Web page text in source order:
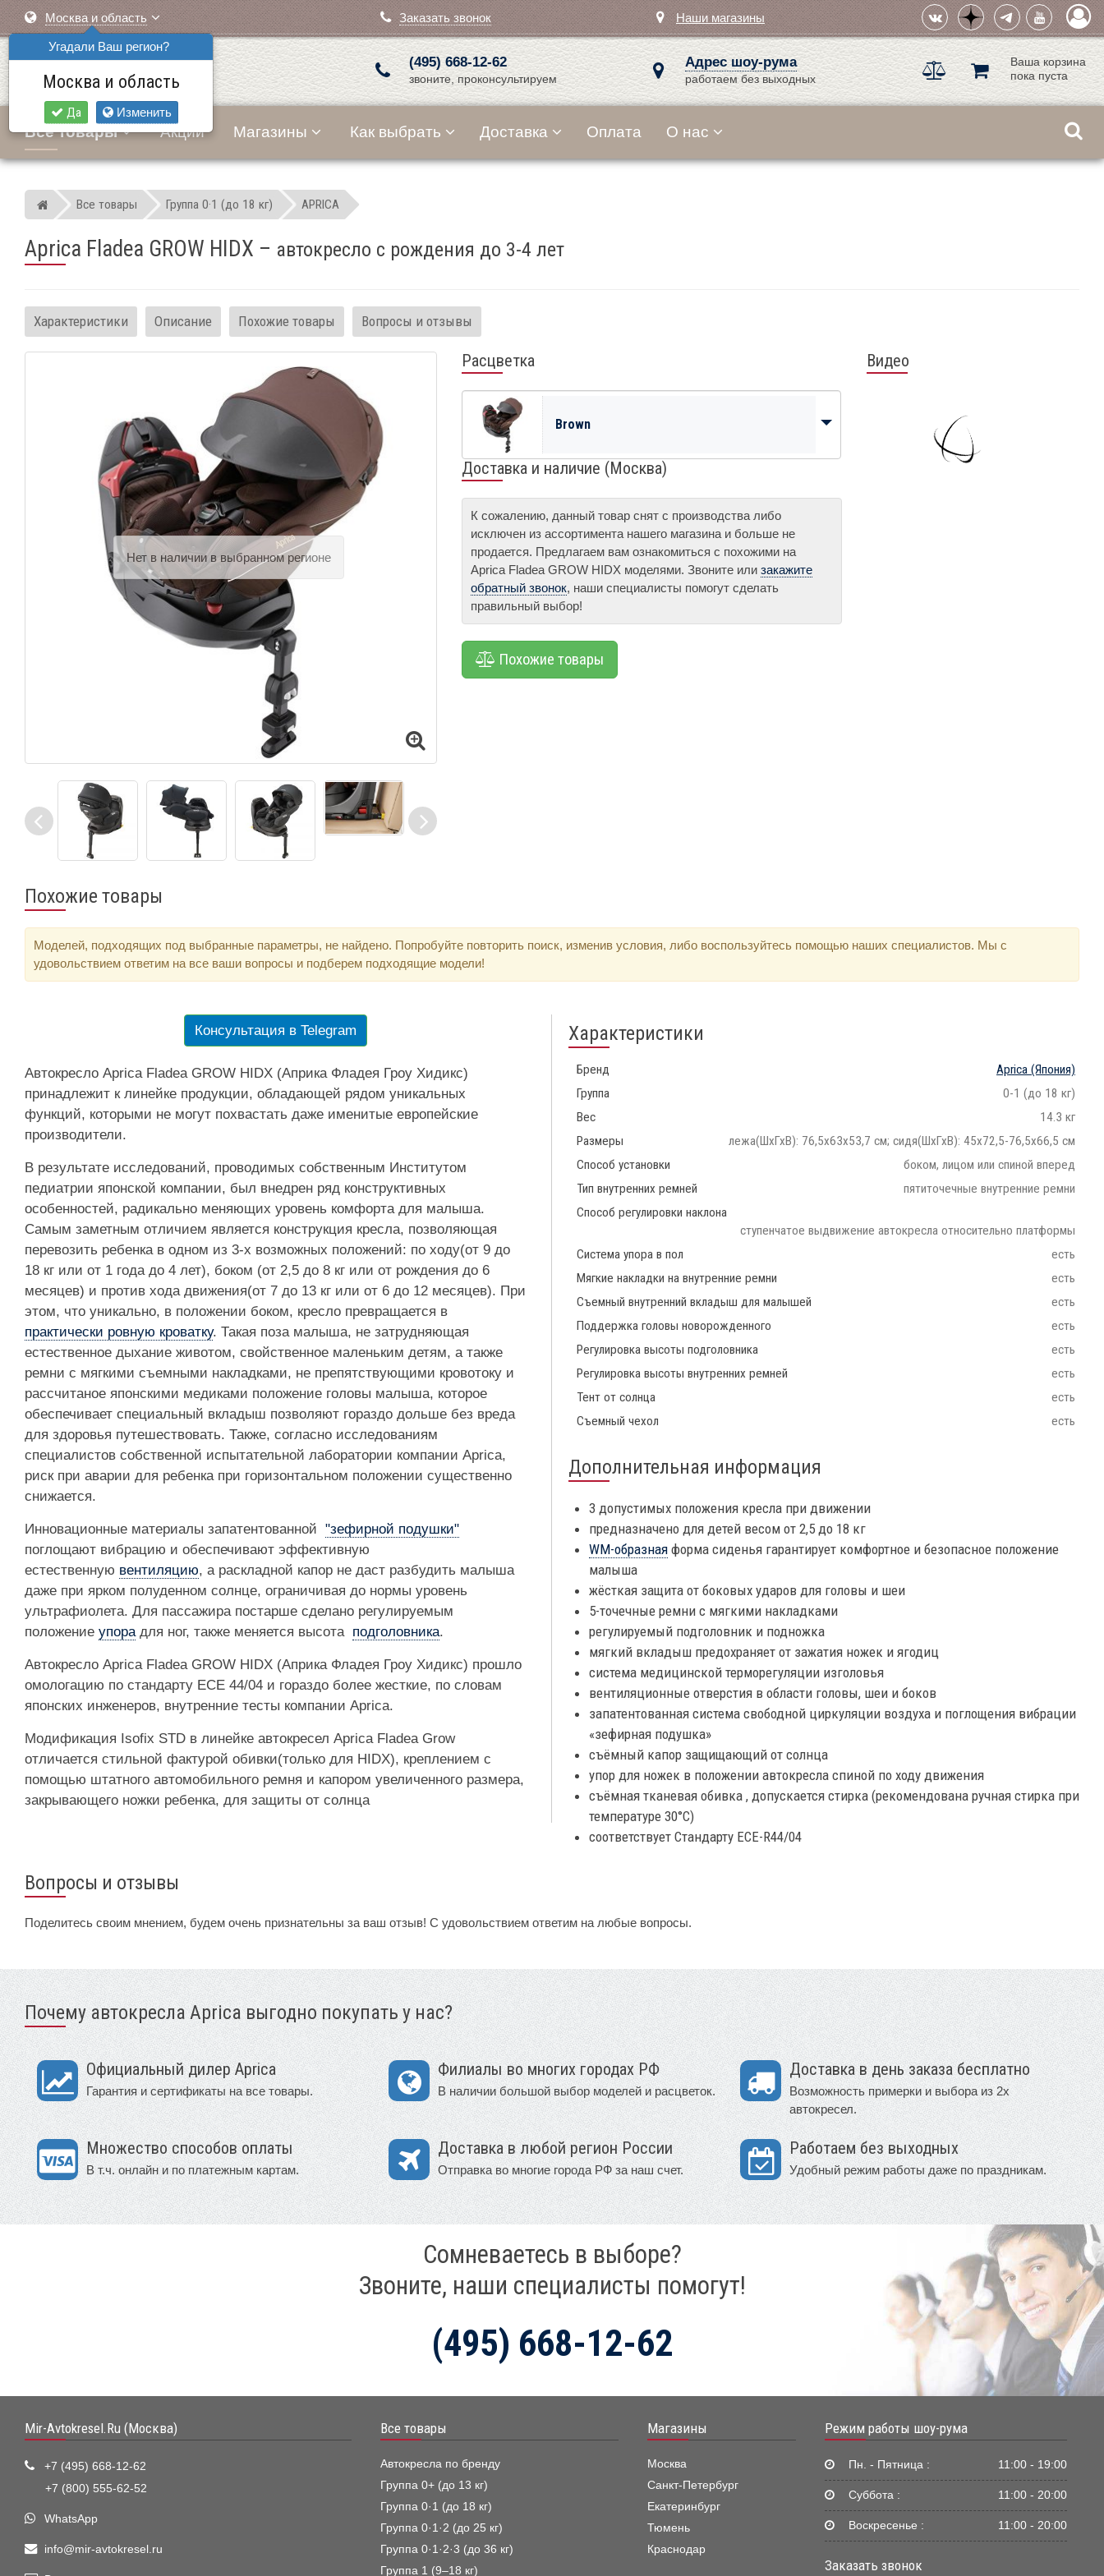
Москва и область
Угадали Ваш регион?
Москва и область
Да Изменить
Заказать звонок Наши магазины
(495) 668-12-62
звоните, проконсультируем
Адрес шоу-рума
работаем без выходных
Ваша корзина
пока пуста
Все товары Акции Магазины Как выбрать Доставка Оплата О нас
Мир детских автокресел
Все товары Группа 0·1 (до 18 кг) APRICA
Aprica Fladea GROW HIDX – автокресло с рождения до 3-4 лет
Характеристики Описание Похожие товары Вопросы и отзывы
Расцветка
Brown
Доставка и наличие (Москва)
К сожалению, данный товар снят с производства либо
исключен из ассортимента нашего магазина и больше не
продается. Предлагаем вам ознакомиться с похожими на
Aprica Fladea GROW HIDX моделями. Звоните илизакажите
обратный звонок, наши специалисты помогут сделать
правильный выбор!
Похожие товары
Видео
Похожие товары
Моделей, подходящих под выбранные параметры, не найдено. Попробуйте повторить поиск, изменив условия, либо воспользуйтесь помощью наших специалистов. Мы с
удовольствием ответим на все ваши вопросы и подберем подходящие модели!
Консультация в Telegram
Автокресло Aprica Fladea GROW HIDX (Априка Фладея Гроу Хидикс)
принадлежит к линейке продукции, обладающей рядом уникальных
функций, которыми не могут похвастать даже именитые европейские
производители.
В результате исследований, проводимых собственным Институтом
педиатрии японской компании, был внедрен ряд конструктивных
особенностей, радикально меняющих уровень комфорта для малыша.
Самым заметным отличием является конструкция кресла, позволяющая
перевозить ребенка в одном из 3-х возможных положений: по ходу(от 9 до
18 кг или от 1 года до 4 лет), боком (от 2,5 до 8 кг или от рождения до 6
месяцев) и против хода движения(от 7 до 13 кг или от 6 до 12 месяцев). При
этом, что уникально, в положении боком, кресло превращается в
практически ровную кроватку. Такая поза малыша, не затрудняющая
естественное дыхание животом, свойственное маленьким детям, а также
ремни с мягкими съемными накладками, не препятствующими кровотоку и
рассчитаное японскими медиками положение головы малыша, которое
обеспечивает специальный вкладыш позволяют гораздо дольше без вреда
для здоровья путешествовать. Также, согласно исследованиям
специалистов собственной испытательной лаборатории компании Aprica,
риск при аварии для ребенка при горизонтальном положении существенно
снижается.
Инновационные материалы запатентованной "зефирной подушки"
поглощают вибрацию и обеспечивают эффективную
естественную вентиляцию, а раскладной капор не даст разбудить малыша
даже при ярком полуденном солнце, ограничивая до нормы уровень
ультрафиолета. Для пассажира постарше сделано регулируемым
положение упорадля ног, также меняется высота подголовника.
Автокресло Aprica Fladea GROW HIDX (Априка Фладея Гроу Хидикс) прошло
омологацию по стандарту ECE 44/04 и гораздо более жесткие, по словам
японских инженеров, внутренние тесты компании Aprica.
Модификация Isofix STD в линейке автокресел Aprica Fladea Grow
отличается стильной фактурой обивки(только для HIDX), креплением с
помощью штатного автомобильного ремня и капором увеличенного размера,
закрывающего ножки ребенка, для защиты от солнца
Характеристики
Бренд Aprica (Япония)
Группа
0-1 (до 18 кг)
Вес
14.3 кг
Размеры
лежа(ШхГхВ): 76,5х63х53,7 см; сидя(ШхГхВ): 45х72,5-76,5х66,5 см
Способ установки
боком, лицом или спиной вперед
Тип внутренних ремней
пятиточечные внутренние ремни
Способ регулировки наклона
ступенчатое выдвижение автокресла относительно платформы
Система упора в пол
есть
Мягкие накладки на внутренние ремни
есть
Съемный внутренний вкладыш для малышей
есть
Поддержка головы новорожденного
есть
Регулировка высоты подголовника
есть
Регулировка высоты внутренних ремней
есть
Тент от солнца
есть
Съемный чехол
есть
Дополнительная информация
3 допустимых положения кресла при движении
предназначено для детей весом от 2,5 до 18 кг
WM-образная форма сиденья гарантирует комфортное и безопасное положение
малыша
жёсткая защита от боковых ударов для головы и шеи
5-точечные ремни с мягкими накладками
регулируемый подголовник и подножка
мягкий вкладыш предохраняет от зажатия ножек и ягодиц
система медицинской терморегуляции изголовья
вентиляционные отверстия в области головы, шеи и боков
запатентованная система свободной циркуляции воздуха и поглощения вибрации
«зефирная подушка»
съёмный капор защищающий от солнца
упор для ножек в положении автокресла спиной по ходу движения
съёмная тканевая обивка , допускается стирка (рекомендована ручная стирка при
температуре 30°С)
соответствует Стандарту ECE-R44/04
Вопросы и отзывы
Поделитесь своим мнением, будем очень признательны за ваш отзыв! С удовольствием ответим на любые вопросы.
Почему автокресла Aprica выгодно покупать у нас?
Официальный дилер Aprica
Гарантия и сертификаты на все товары.
Филиалы во многих городах РФ
В наличии большой выбор моделей и расцветок.
Доставка в день заказа бесплатно
Возможность примерки и выбора из 2х
автокресел.
Множество способов оплаты
В т.ч. онлайн и по платежным картам.
Доставка в любой регион России
Отправка во многие города РФ за наш счет.
Работаем без выходных
Удобный режим работы даже по праздникам.
Сомневаетесь в выборе?
Звоните, наши специалисты помогут!
(495) 668-12-62
Mir-Avtokresel.Ru (Москва)
+7 (495) 668-12-62
+7 (800) 555-62-52
WhatsApp
info@mir-avtokresel.ru
Все товары
Автокресла по бренду
Группа 0+ (до 13 кг)
Группа 0·1 (до 18 кг)
Группа 0·1·2 (до 25 кг)
Группа 0·1·2·3 (до 36 кг)
Группа 1 (9–18 кг)
Магазины
Москва
Санкт-Петербург
Екатеринбург
Тюмень
Краснодар
Режим работы шоу-рума
Пн. - Пятница : 11:00 - 19:00
Суббота : 11:00 - 20:00
Воскресенье : 11:00 - 20:00
Заказать звонок